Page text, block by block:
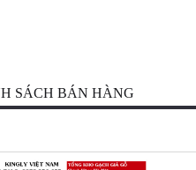
SÁCH BÁN HÀNG